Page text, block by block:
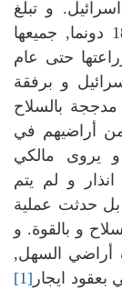
و تبلغ
مساحة القاعون الشرقي ما يقارب 1800 دونما, جميعها
حتى عام
و برفقة
مدججة بالسلاح
أراضيهم في
يروى مالكي
و لم يتم
حدثت عملية
و بالقوة. و
أراضي السهل,
ايجار [1]